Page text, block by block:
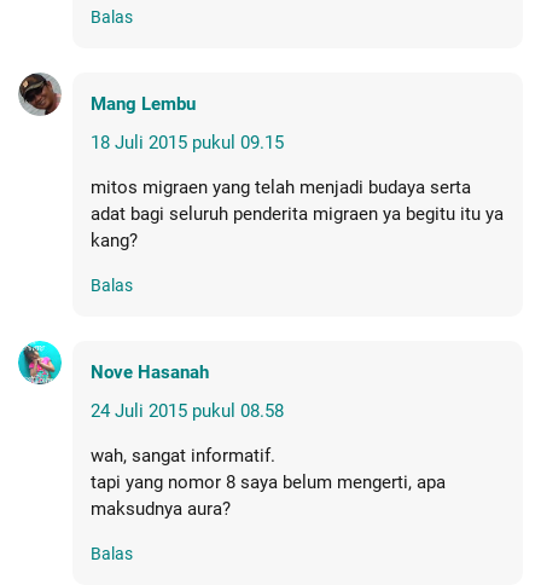
Balas
Mang Lembu
18 Juli 2015 pukul 09.15
mitos migraen yang telah menjadi budaya serta
adat bagi seluruh penderita migraen ya begitu itu ya
kang?
Balas
Nove Hasanah
24 Juli 2015 pukul 08.58
wah, sangat informatif.
tapi yang nomor 8 saya belum mengerti, apa
maksudnya aura?
Balas